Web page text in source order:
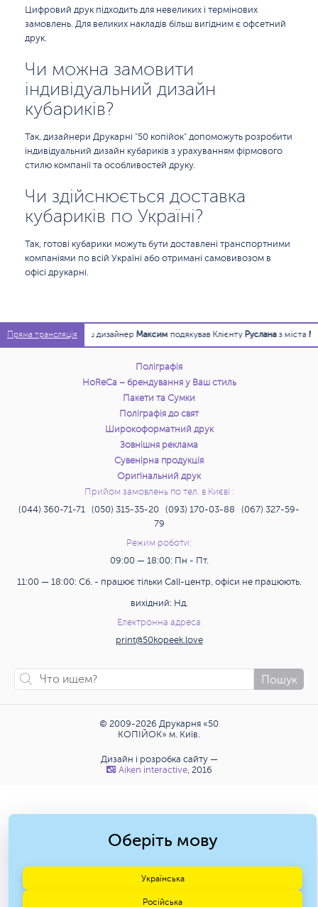
Цифровий друк підходить для невеликих і термінових
замовлень. Для великих накладів більш вигідним є офсетний
друк.
Чи можна замовити
індивідуальний дизайн
кубариків?
Так, дизайнери Друкарні "50 копійок" допоможуть розробити
індивідуальний дизайн кубариків з урахуванням фірмового
стилю компанії та особливостей друку.
Чи здійснюється доставка
кубариків по Україні?
Так, готові кубарики можуть бути доставлені транспортними
компаніями по всій Україні або отримані самовивозом в
офісі друкарні.
Пряма трансляція
14:44:12 Наш дизайнерМаксимподякував КлієнтуРусланаз містаМила
Поліграфія
HoReCa – брендування у Ваш стиль
Пакети та Сумки
Поліграфія до свят
Широкоформатний друк
Зовнішня реклама
Сувенірна продукція
Оригінальний друк
Прийом замовлень по тел. в Києві :
(044) 360-71-71 (050) 315-35-20 (093) 170-03-88 (067) 327-59-
79
Режим роботи:
09:00 — 18:00: Пн - Пт.
11:00 — 18:00: Сб. - працює тільки Call-центр, офіси не працюють.
вихідний: Нд.
Електронна адреса
print@50kopeek.love
Пошук
© 2009-2026 Друкарня «50
КОПІЙОК» м. Київ.
Дизайн і розробка сайту —
Аiken interactive, 2016
Оберіть мову
Українська
Російська